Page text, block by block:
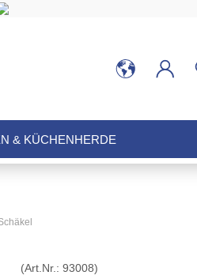
& KÜCHENHERDE
(Art.Nr.: 93008)